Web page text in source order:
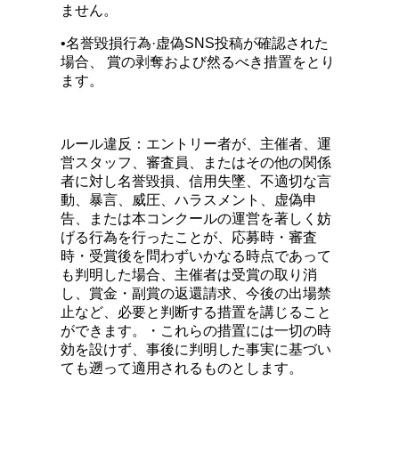
ません。
•名誉毀損行為·虚偽SNS投稿が確認された
場合、 賞の剥奪および然るべき措置をとり
ます。
ルール違反： エントリー者が、主催者、運
営スタッフ、審査員、またはその他の関係
者に対し名誉毀損、信用失墜、不適切な言
動、暴言、威圧、ハラスメント、虚偽申
告、または本コンクールの運営を著しく妨
げる行為を行ったことが、応募時・審査
時・受賞後を問わずいかなる時点であって
も判明した場合、主催者は受賞の取り消
し、賞金・副賞の返還請求、今後の出場禁
止など、必要と判断する措置を講じること
ができます。・これらの措置には一切の時
効を設けず、事後に判明した事実に基づい
ても遡って適用されるものとします。